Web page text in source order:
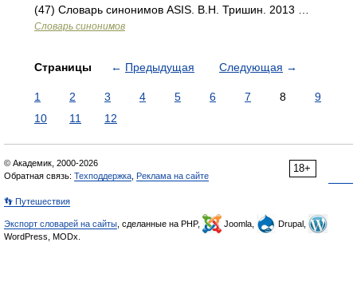
(47) Словарь синонимов ASIS. В.Н. Тришин. 2013 …
Словарь синонимов
Страницы ← Предыдущая Следующая →
1 2 3 4 5 6 7 8
9
10
11 12
18+
© Академик, 2000-2026
Обратная связь: Техподдержка Реклама на сайте
👣 Путешествия
Экспорт словарей на сайты , сделанные на PHP, Joomla,
Drupal,
WordPress, MODx.